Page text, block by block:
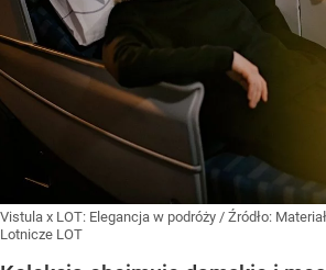
Vistula x LOT: Elegancja w podróży / Źródło:
Lotnicze LOT